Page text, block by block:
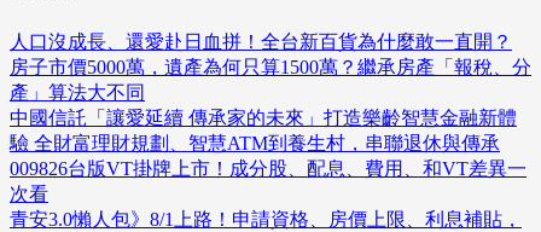
人口沒成長、還愛赴日血拼！全台新百貨為什麼敢一直開？
房子市價5000萬，遺產為何只算1500萬？繼承房產「報稅、分
產」算法大不同
中國信託「讓愛延續 傳承家的未來」打造樂齡智慧金融新體
驗 全財富理財規劃、智慧ATM到養生村，串聯退休與傳承
009826台版VT掛牌上市！成分股、配息、費用、和VT差異一
次看
青安3.0懶人包》8/1上路！申請資格、房價上限、利息補貼，